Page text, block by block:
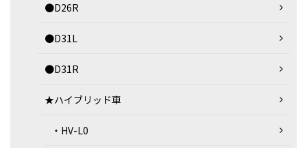
●D26R
●D31L
●D31R
★ハイブリッド車
・HV-L0